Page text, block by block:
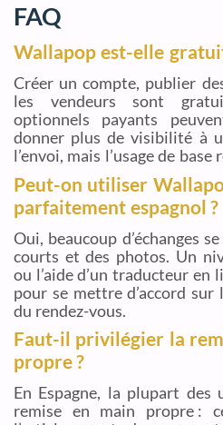
FAQ
Wallapop est-elle
Créer un compte, publier
les vendeurs sont
optionnels payants
donner plus de visibilité à
l’envoi, mais l’usage de base
Peut-on utiliser
parfaitement espagnol ?
Oui, beaucoup d’échanges
courts et des photos. Un
ou l’aide d’un traducteur en
pour se mettre d’accord
du rendez-vous.
Faut-il privilégier la
propre ?
En Espagne, la plupart
remise en main propre :